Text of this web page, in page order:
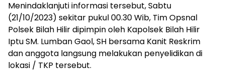
Menindaklanjuti informasi tersebut, Sabtu
(21/10/2023) sekitar pukul 00.30 Wib, Tim Opsnal
Polsek Bilah Hilir dipimpin oleh Kapolsek Bilah Hilir
Iptu SM. Lumban Gaol, SH bersama Kanit Reskrim
dan anggota langsung melakukan penyelidikan di
lokasi / TKP tersebut.